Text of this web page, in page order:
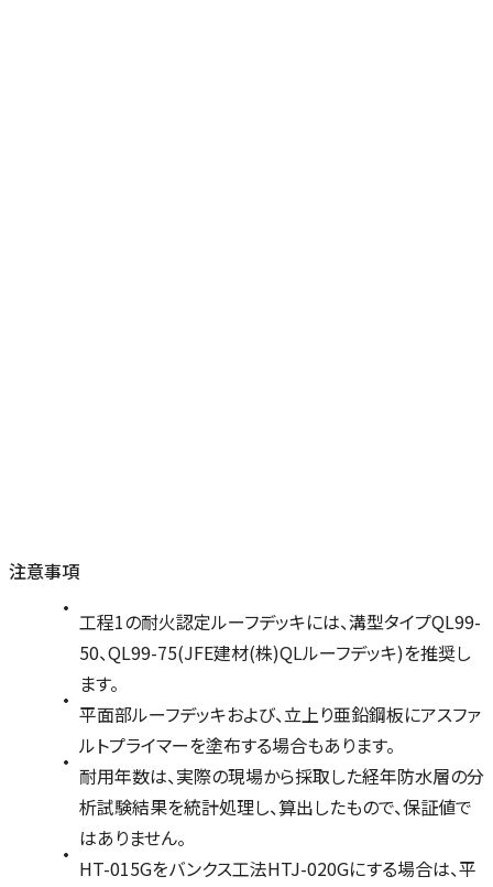
注意事項
工程1の耐火認定ルーフデッキには、溝型タイプQL99-
50、QL99-75(JFE建材(株)QLルーフデッキ)を推奨し
ます。
平面部ルーフデッキおよび、立上り亜鉛鋼板にアスファ
ルトプライマーを塗布する場合もあります。
耐用年数は、実際の現場から採取した経年防水層の分
析試験結果を統計処理し、算出したもので、保証値で
はありません。
HT-015Gをバンクス工法HTJ-020Gにする場合は、平